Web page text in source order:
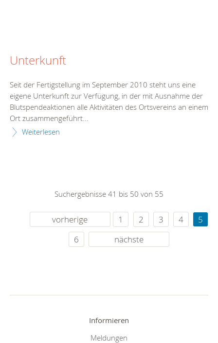
Unterkunft
Seit der Fertigstellung im September 2010 steht uns eine
eigene Unterkunft zur Verfügung, in der mit Ausnahme der
Blutspendeaktionen alle Aktivitäten des Ortsvereins an einem
Ort zusammengeführt...
Weiterlesen
Suchergebnisse 41 bis 50 von 55
vorherige 1 2 3 4
5
6
nächste
Informieren
Meldungen